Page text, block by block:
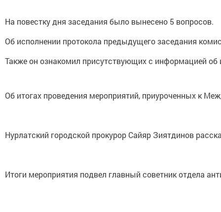
На повестку дня заседания было вынесено 5 вопросов.
Об исполнении протокола предыдущего заседания
Также он ознакомил присутствующих с информацией об
Об итогах проведения мероприятий, приуроченных к
Нурлатский городской прокурор Сайяр Зиятдинов
Итоги мероприятия подвел главный советник отдела